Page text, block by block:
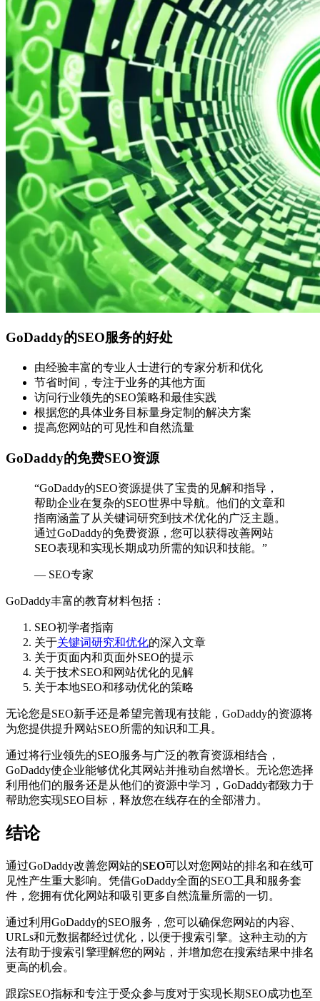
GoDaddy的SEO服务的好处
由经验丰富的专业人士进行的专家分析和优化
节省时间，专注于业务的其他方面
访问行业领先的SEO策略和最佳实践
根据您的具体业务目标量身定制的解决方案
提高您网站的可见性和自然流量
GoDaddy的免费SEO资源
“GoDaddy的SEO资源提供了宝贵的见解和指导，
帮助企业在复杂的SEO世界中导航。他们的文章和
指南涵盖了从关键词研究到技术优化的广泛主题。
通过GoDaddy的免费资源，您可以获得改善网站
SEO表现和实现长期成功所需的知识和技能。”
— SEO专家
GoDaddy丰富的教育材料包括：
SEO初学者指南
关于关键词研究和优化的深入文章
关于页面内和页面外SEO的提示
关于技术SEO和网站优化的见解
关于本地SEO和移动优化的策略
无论您是SEO新手还是希望完善现有技能，GoDaddy的资源将
为您提供提升网站SEO所需的知识和工具。
通过将行业领先的SEO服务与广泛的教育资源相结合，
GoDaddy使企业能够优化其网站并推动自然增长。无论您选择
利用他们的服务还是从他们的资源中学习，GoDaddy都致力于
帮助您实现SEO目标，释放您在线存在的全部潜力。
结论
通过GoDaddy改善您网站的SEO可以对您网站的排名和在线可
见性产生重大影响。凭借GoDaddy全面的SEO工具和服务套
件，您拥有优化网站和吸引更多自然流量所需的一切。
通过利用GoDaddy的SEO服务，您可以确保您网站的内容、
URLs和元数据都经过优化，以便于搜索引擎。这种主动的方
法有助于搜索引擎理解您的网站，并增加您在搜索结果中排名
更高的机会。
跟踪SEO指标和专注于受众参与度对于实现长期SEO成功也至